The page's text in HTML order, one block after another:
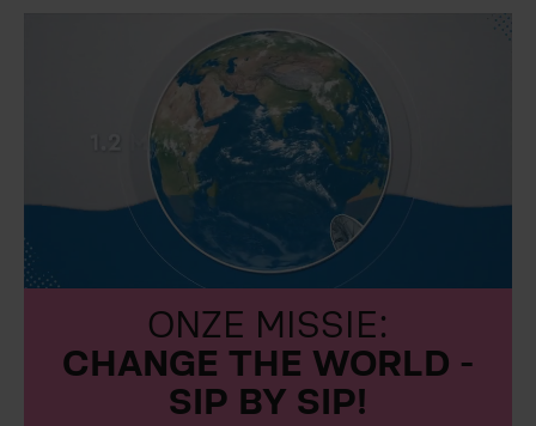
ONZE MISSIE:
CHANGE THE WORLD -
SIP BY SIP!